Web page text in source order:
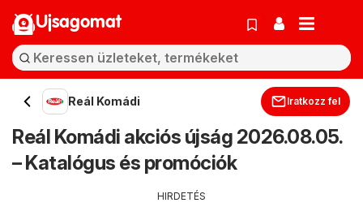
Ujsagomat
Reál Komádi Iratkozz fel
Reál Komádi akciós újság 2026.08.05.
– Katalógus és promóciók
HIRDETÉS